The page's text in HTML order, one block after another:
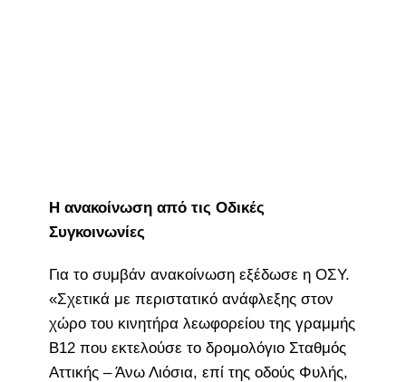
Η ανακοίνωση από τις Οδικές
Συγκοινωνίες
Για το συμβάν ανακοίνωση εξέδωσε η ΟΣΥ.
«Σχετικά με περιστατικό ανάφλεξης στον
χώρο του κινητήρα λεωφορείου της γραμμής
Β12 που εκτελούσε το δρομολόγιο Σταθμός
Αττικής – Άνω Λιόσια, επί της οδούς Φυλής,